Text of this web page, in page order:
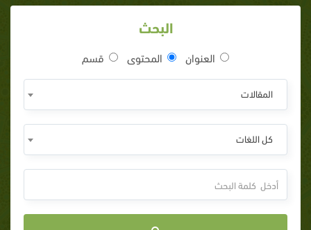
البحث
العنوان المحتوى قسم
المقالات
كل اللغات